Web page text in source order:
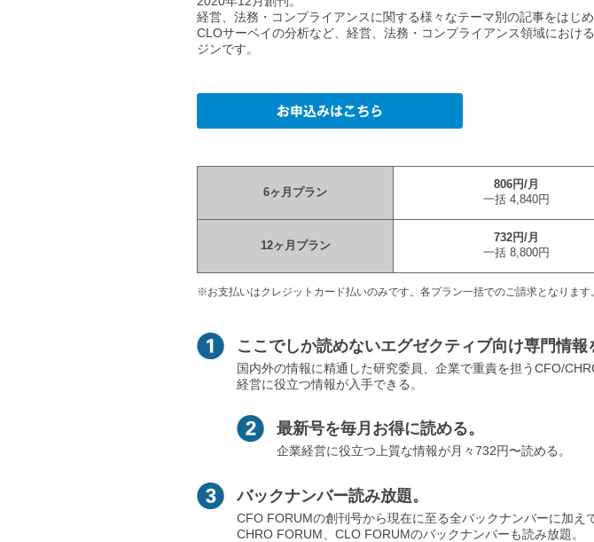
経営、法務・コンプライアンスに関する様々なテーマ別の記事をはじ
CLOサーベイの分析など、経営、法務・コンプライアンス領域におけ
ジンです。
6ヶ月プラン
806円/月
一括 4,840円
12ヶ月プラン
732円/月
一括 8,800円
※お支払いはクレジットカード払いのみです。各プラン一括でのご請求となります。
ここでしか読めないエグゼクティブ向け専門情報
国内外の情報に精通した研究委員、企業で重責を担うCFO/
経営に役立つ情報が入手できる。
最新号を毎月お得に読める。
企業経営に役立つ上質な情報が月々732円〜読める。
バックナンバー読み放題。
CFO FORUMの創刊号から現在に至る全バックナンバーに加えて
CHRO FORUM、CLO FORUMのバックナンバーも読み放題。